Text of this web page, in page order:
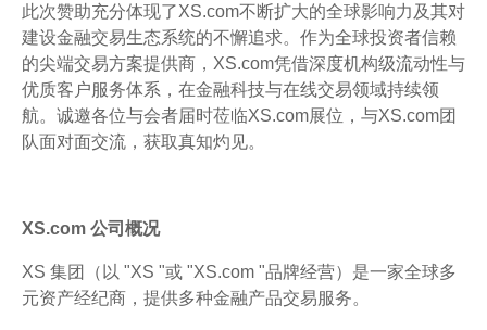
此次赞助充分体现了XS.com不断扩大的全球影响力及其对
建设金融交易生态系统的不懈追求。作为全球投资者信赖
的尖端交易方案提供商，XS.com凭借深度机构级流动性与
优质客户服务体系，在金融科技与在线交易领域持续领
航。诚邀各位与会者届时莅临XS.com展位，与XS.com团
队面对面交流，获取真知灼见。
XS.com 公司概况
XS 集团（以 "XS "或 "XS.com "品牌经营）是一家全球多
元资产经纪商，提供多种金融产品交易服务。